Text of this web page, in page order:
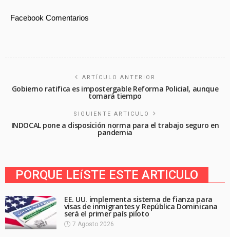
Facebook Comentarios
ARTÍCULO ANTERIOR
Gobierno ratifica es impostergable Reforma Policial, aunque
tomará tiempo
SIGUIENTE ARTICULO
INDOCAL pone a disposición norma para el trabajo seguro en
pandemia
PORQUE LEíSTE ESTE ARTICULO
EE. UU. implementa sistema de fianza para
visas de inmigrantes y República Dominicana
será el primer país piloto
7 Agosto 2026